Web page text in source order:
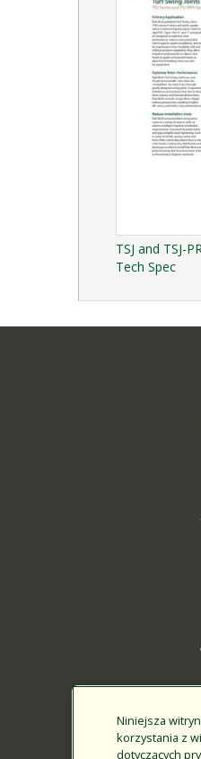
TSJ and TSJ-
Tech Spec
Niniejsza
korzystania z
dotyczących